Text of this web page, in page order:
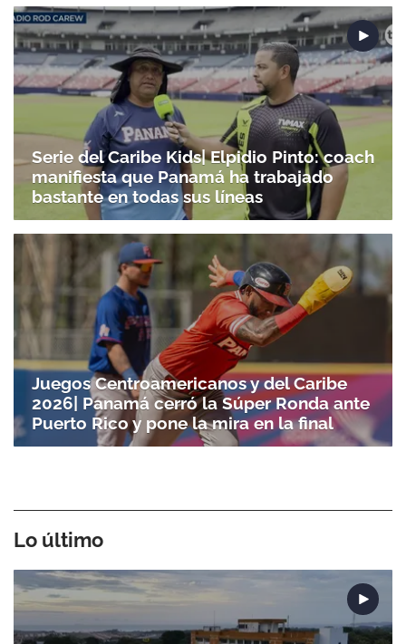
Serie del Caribe Kids| Elpidio Pinto: coach
manifiesta que Panamá ha trabajado
bastante en todas sus líneas
Juegos Centroamericanos y del Caribe
2026| Panamá cerró la Súper Ronda ante
Puerto Rico y pone la mira en la final
Lo último